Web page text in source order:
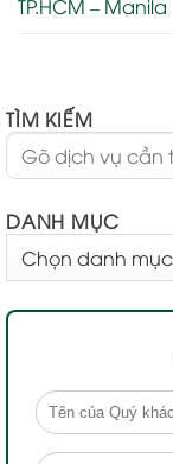
TP.HCM – Manila
TÌM KIẾM
DANH MỤC
MỤC